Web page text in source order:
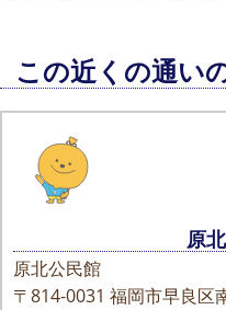
この近くの通い
原
原北公民館
〒814-0031 福岡市早良区